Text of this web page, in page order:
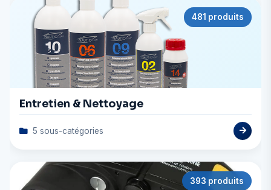
481 produits
Entretien & Nettoyage
5 sous-catégories
393 produits